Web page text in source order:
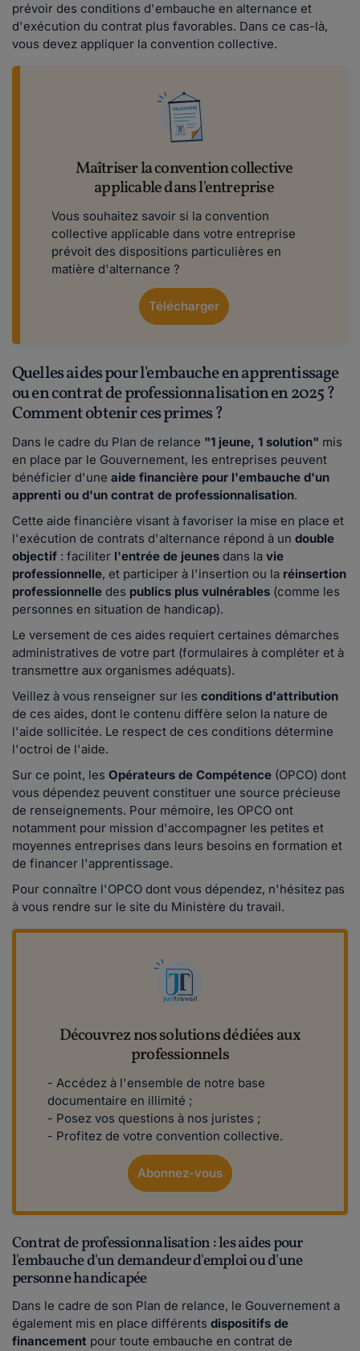
prévoir des conditions d'embauche en alternance et
d'exécution du contrat plus favorables. Dans ce cas-là,
vous devez appliquer la convention collective.
Maîtriser la convention collective
applicable dans l'entreprise
Vous souhaitez savoir si la convention
collective applicable dans votre entreprise
prévoit des dispositions particulières en
matière d'alternance ?
Télécharger
Quelles aides pour l'embauche en apprentissage
ou en contrat de professionnalisation en 2025 ?
Comment obtenir ces primes ?
Dans le cadre du Plan de relance "1 jeune, 1 solution" mis
en place par le Gouvernement, les entreprises peuvent
bénéficier d'une aide financière pour l'embauche d'un
apprenti ou d'un contrat de professionnalisation.
Cette aide financière visant à favoriser la mise en place et
l'exécution de contrats d'alternance répond à un double
objectif : faciliter l'entrée de jeunes dans la vie
professionnelle, et participer à l'insertion ou la réinsertion
professionnelle des publics plus vulnérables (comme les
personnes en situation de handicap).
Le versement de ces aides requiert certaines démarches
administratives de votre part (formulaires à compléter et à
transmettre aux organismes adéquats).
Veillez à vous renseigner sur les conditions d'attribution
de ces aides, dont le contenu diffère selon la nature de
l'aide sollicitée. Le respect de ces conditions détermine
l'octroi de l'aide.
Sur ce point, les Opérateurs de Compétence (OPCO) dont
vous dépendez peuvent constituer une source précieuse
de renseignements. Pour mémoire, les OPCO ont
notamment pour mission d'accompagner les petites et
moyennes entreprises dans leurs besoins en formation et
de financer l'apprentissage.
Pour connaître l'OPCO dont vous dépendez, n'hésitez pas
à vous rendre sur le site du Ministère du travail.
Découvrez nos solutions dédiées aux
professionnels
- Accédez à l'ensemble de notre base
documentaire en illimité ;
- Posez vos questions à nos juristes ;
- Profitez de votre convention collective.
Abonnez-vous
Contrat de professionnalisation : les aides pour
l'embauche d'un demandeur d'emploi ou d'une
personne handicapée
Dans le cadre de son Plan de relance, le Gouvernement a
également mis en place différents dispositifs de
financement pour toute embauche en contrat de